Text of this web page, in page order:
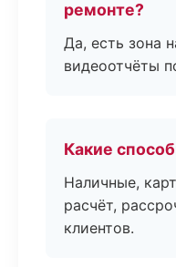
ремонте?
Да, есть зона
видеоотчёты
Какие
Наличные,
расчёт,
клиентов.